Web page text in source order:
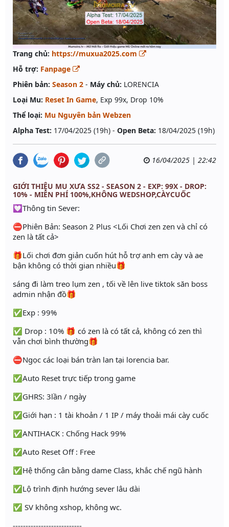
Trang chủ: https://muxua2025.com
Hỗ trợ: Fanpage
Phiên bản: Season 2 - Máy chủ: LORENCIA
Loại Mu: Reset In Game, Exp 99x, Drop 10%
Thể loại: Mu Nguyên bản Webzen
Alpha Test: 17/04/2025 (19h) - Open Beta: 18/04/2025 (19h)
16/04/2025 | 22:42
GIỚI THIỆU MU XƯA SS2 - SEASON 2 - EXP: 99X - DROP:
10% - MIỄN PHÍ 100%,KHÔNG WEDSHOP,CÀYCUỐC
💟Thông tin Sever:
⛔Phiên Bản: Season 2 Plus <Lối Chơi zen zen và chỉ có
zen là tất cả>
🎁Lối chơi đơn giản cuốn hút hỗ trợ anh em cày và ae
bận không có thời gian nhiều🎁
sáng đi làm treo lụm zen , tối về lên live tiktok săn boss
admin nhận đồ🎁
✅Exp : 99%
✅ Drop : 10% 🎁 có zen là có tất cả, không có zen thì
vẫn chơi bình thường🎁
⛔Ngọc các loại bán tràn lan tại lorencia bar.
✅Auto Reset trực tiếp trong game
✅GHRS: 3lần / ngày
✅Giới hạn : 1 tài khoản / 1 IP / máy thoải mái cày cuốc
✅ANTIHACK : Chống Hack 99%
✅Auto Reset Off : Free
✅Hệ thống cân bằng dame Class, khắc chế ngũ hành
✅Lộ trình định hướng sever lâu dài
✅ SV không xshop, không wc.